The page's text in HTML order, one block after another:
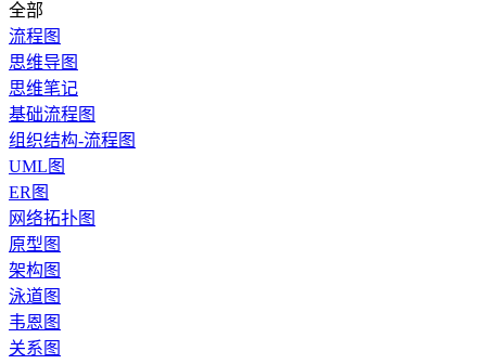
全部
流程图
思维导图
思维笔记
基础流程图
组织结构-流程图
UML图
ER图
网络拓扑图
原型图
架构图
泳道图
韦恩图
关系图